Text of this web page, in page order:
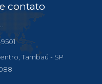
contato
Tambaú - SP